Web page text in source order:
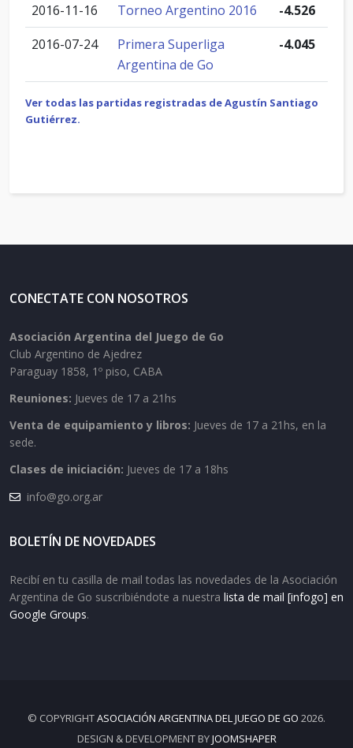
2016-11-16 Torneo Argentino 2016
-4.526
2016-07-24
Primera Superliga
Argentina de Go
-4.045
Ver todas las partidas registradas de Agustín Santiago
Gutiérrez.
CONECTATE CON NOSOTROS
Asociación Argentina del Juego de Go
Club Argentino de Ajedrez
Paraguay 1858, 1º piso, CABA
Reuniones: Jueves de 17 a 21hs
Venta de equipamiento y libros: Jueves de 17 a 21hs, en la
sede.
Clases de iniciación: Jueves de 17 a 18hs
info@go.org.ar
BOLETÍN DE NOVEDADES
Recibí en tu casilla de mail todas las novedades de la Asociación
Argentina de Go suscribiéndote a nuestra lista de mail [infogo] en
Google Groups.
© COPYRIGHTASOCIACIÓN ARGENTINA DEL JUEGO DE GO 2026.
DESIGN & DEVELOPMENT BYJOOMSHAPER